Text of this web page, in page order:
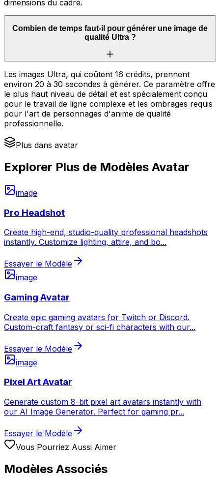
dimensions du cadre.
Combien de temps faut-il pour générer une image de
qualité Ultra ?
Les images Ultra, qui coûtent 16 crédits, prennent
environ 20 à 30 secondes à générer. Ce paramètre offre
le plus haut niveau de détail et est spécialement conçu
pour le travail de ligne complexe et les ombrages requis
pour l'art de personnages d'anime de qualité
professionnelle.
Plus dans avatar
Explorer Plus de Modèles Avatar
image
Pro Headshot
Create high-end, studio-quality professional headshots
instantly. Customize lighting, attire, and bo...
Essayer le Modèle
image
Gaming Avatar
Create epic gaming avatars for Twitch or Discord.
Custom-craft fantasy or sci-fi characters with our...
Essayer le Modèle
image
Pixel Art Avatar
Generate custom 8-bit pixel art avatars instantly with
our AI Image Generator. Perfect for gaming pr...
Essayer le Modèle
Vous Pourriez Aussi Aimer
Modèles Associés